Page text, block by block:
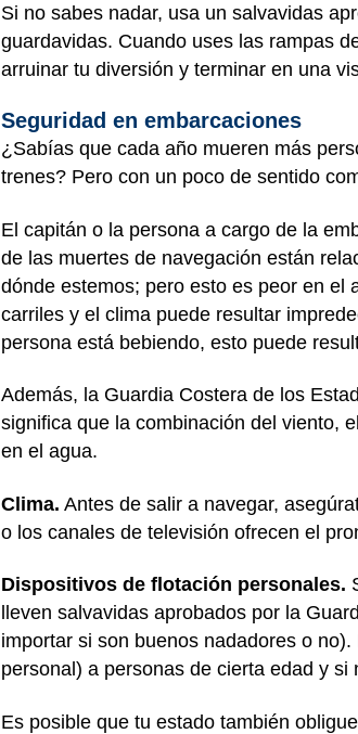
Si no sabes nadar, usa un salvavidas
guardavidas. Cuando uses las rampas
arruinar tu diversión y terminar en una
Seguridad en embarcaciones
¿Sabías que cada año mueren más
trenes? Pero con un poco de sentido
El capitán o la persona a cargo de la
de las muertes de navegación están
dónde estemos; pero esto es peor en el
carriles y el clima puede resultar
persona está bebiendo, esto puede
Además, la Guardia Costera de los
significa que la combinación del viento,
en el agua.
Clima. Antes de salir a navegar,
o los canales de televisión ofrecen el
Dispositivos de flotación personales.
lleven salvavidas aprobados por la
importar si son buenos nadadores o
personal) a personas de cierta edad y
Es posible que tu estado también